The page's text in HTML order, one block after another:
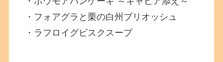
・フォアグラと栗の白州ブリオッシュ
・ラフロイグビスクスープ